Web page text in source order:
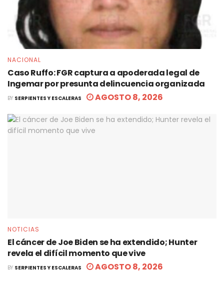
NACIONAL
Caso Ruffo: FGR captura a apoderada legal de
Ingemar por presunta delincuencia organizada
BY SERPIENTES Y ESCALERAS AGOSTO 8, 2026
NOTICIAS
El cáncer de Joe Biden se ha extendido; Hunter
revela el difícil momento que vive
BY SERPIENTES Y ESCALERAS AGOSTO 8, 2026